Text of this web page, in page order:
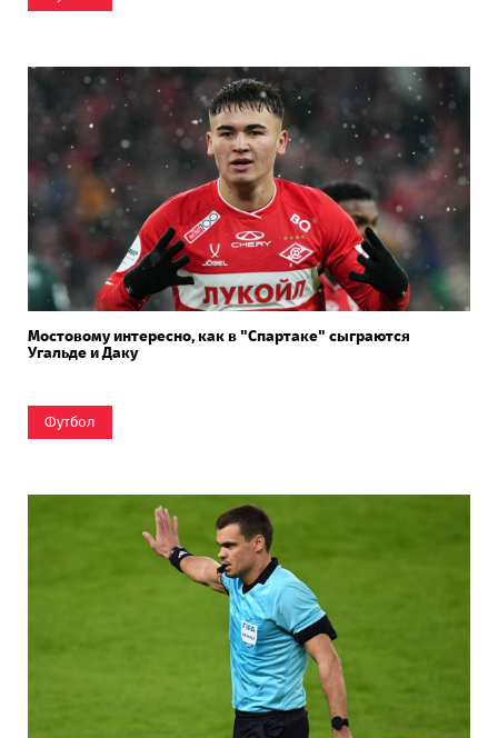
Мостовому интересно, как в "Спартаке" сыграются
Угальде и Даку
Футбол